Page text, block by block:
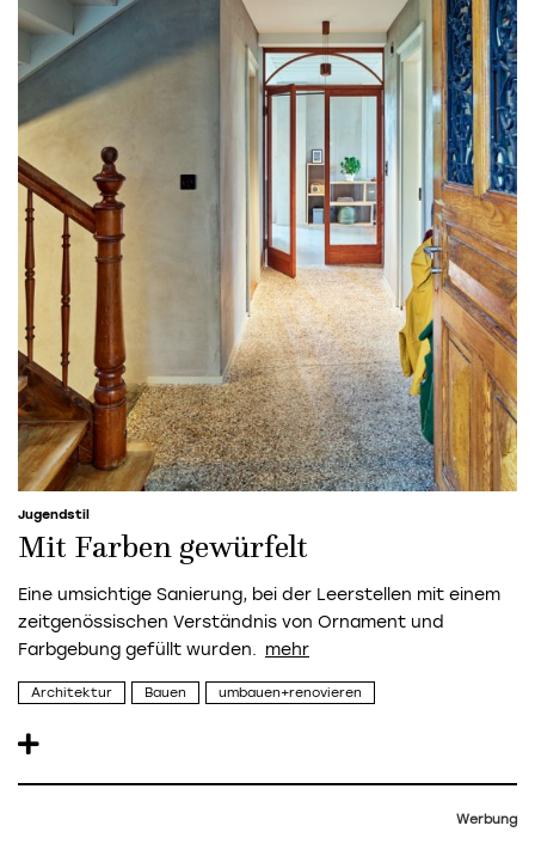
Jugendstil
Mit Farben gewürfelt
Eine umsichtige Sanierung, bei der Leerstellen mit einem
zeitgenössischen Verständnis von Ornament und
Farbgebung gefüllt wurden.
Architektur Bauen umbauen+renovieren
Werbung